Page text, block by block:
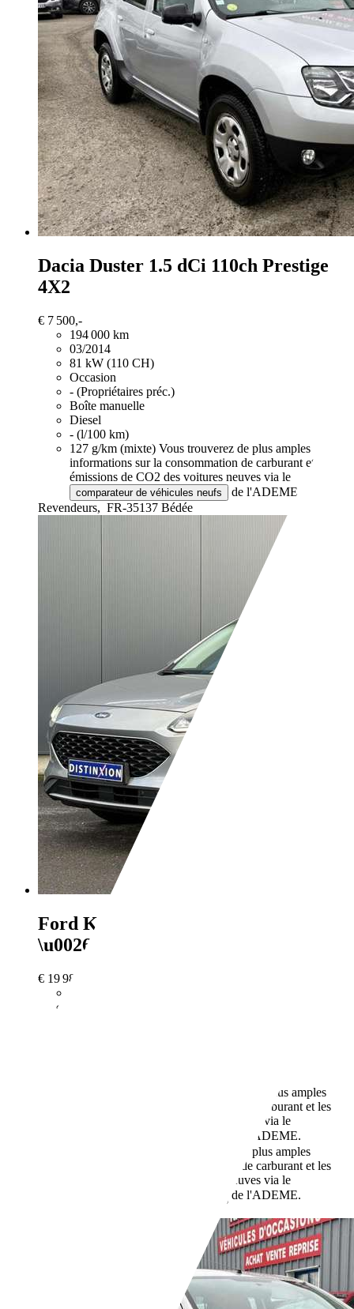
Dacia Duster 1.5 dCi 110ch Prestige
4X2
€ 7 500,-
194 000 km
03/2014
81 kW (110 CH)
Occasion
- (Propriétaires préc.)
Boîte manuelle
Diesel
- (l/100 km)
127 g/km (mixte) Vous trouverez de plus amples
informations sur la consommation de carburant et les
émissions de CO2 des voitures neuves via le
comparateur de véhicules neufs
de l'ADEME.
Revendeurs, FR-35137 Bédée
Ford Kuga
\u0026 Connect
€ 19 980,-
Vous trouverez de plus amples
informations sur la consommation de carburant et les
émissions de CO2 des voitures neuves via le
de l'ADEME.
Vous trouverez de plus amples
informations sur la consommation de carburant et les
émissions de CO2 des voitures neuves via le
de l'ADEME.